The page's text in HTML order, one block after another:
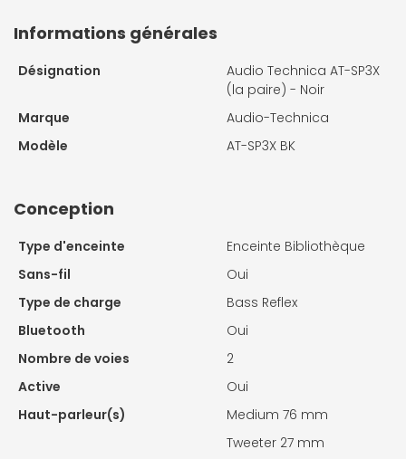
Informations générales
Désignation
Audio Technica AT-SP3X
(la paire) - Noir
Marque
Audio-Technica
Modèle
AT-SP3X BK
Conception
Type d'enceinte
Enceinte Bibliothèque
Sans-fil
Oui
Type de charge
Bass Reflex
Bluetooth
Oui
Nombre de voies
2
Active
Oui
Haut-parleur(s)
Medium 76 mm
Tweeter 27 mm